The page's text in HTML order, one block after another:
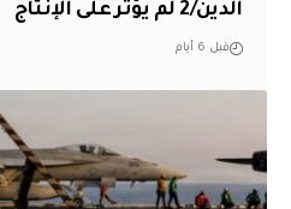
الدين/2 لم يؤثر على الإنتاج
قبل 6 أيام